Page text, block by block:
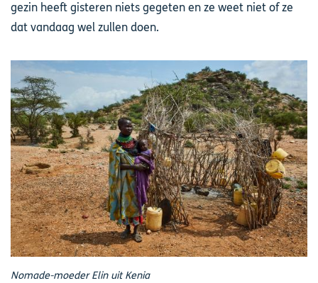
gezin heeft gisteren niets gegeten en ze weet niet of ze
dat vandaag wel zullen doen.
Afbeelding
Nomade-moeder Elin uit Kenia